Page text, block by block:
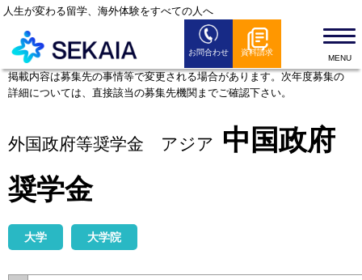
人生が変わる留学、海外体験をすべての人へ
お問合わせ 資料請求
SEKAIAとは
留学プログラム
全国のSEKAIAオフィス
よくある質問
News
掲載内容は募集先の事情等で変更される場合があります。次年度募集の
詳細については、直接該当の募集先機関までご確認下さい。
外国政府等奨学金 アジア
中国政府
奨学金
大学 大学院